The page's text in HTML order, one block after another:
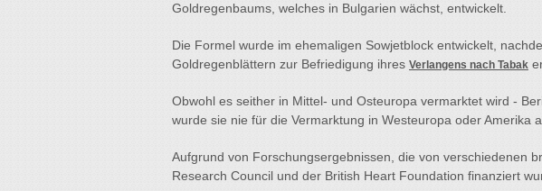
Goldregenbaums, welches in Bulgarien wächst, entwickelt.
Die Formel wurde im ehemaligen Sowjetblock entwickelt,
Goldregenblättern zur Befriedigung ihres Verlangens nach Tabak
Obwohl es seither in Mittel- und Osteuropa vermarktet wird -
wurde sie nie für die Vermarktung in Westeuropa oder Amerika
Aufgrund von Forschungsergebnissen, die von verschiedenen
Research Council und der British Heart Foundation finanziert